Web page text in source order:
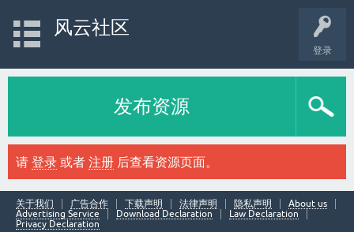
登录
风云社区
发布资源
请 登录 或者 注册 后查看资源页面。
关于我们 广告合作 下载声明 法律声明 隐私声明
About us
Advertising Service
Download Declaration
Law Declaration
Privacy Declaration